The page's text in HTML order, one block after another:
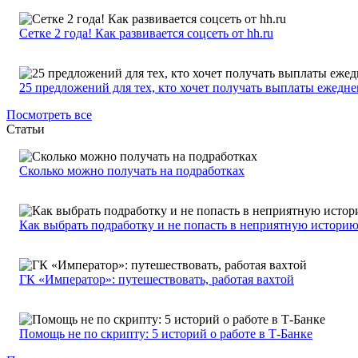
Сетке 2 года! Как развивается соцсеть от hh.ru
25 предложений для тех, кто хочет получать выплаты
Посмотреть все
Статьи
Сколько можно получать на подработках
Как выбрать подработку и не попасть в неприятную историю
ГК «Император»: путешествовать, работая вахтой
Помощь не по скрипту: 5 историй о работе в Т-Банке